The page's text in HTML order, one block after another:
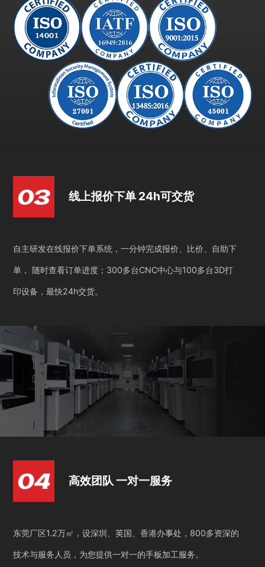
线上报价下单 24h可交货
自主研发在线报价下单系统，一分钟完成报价、比价、自助下
单， 随时查看订单进度；300多台CNC中心与100多台3D打
印设备，最快24h交货。
高效团队 一对一服务
东莞厂区1.2万㎡，设深圳、英国、香港办事处，800多资深的
技术与服务人员，为您提供一对一的手板加工服务。